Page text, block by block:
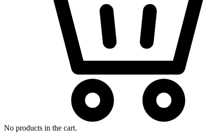
No products in the cart.